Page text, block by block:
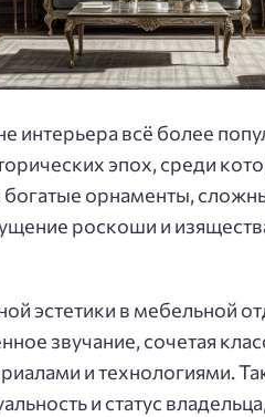
интерьера всё более
эпох, среди
орнаменты,
роскоши и
эстетики в мебельной
звучание, сочетая
и технологиями.
и статус